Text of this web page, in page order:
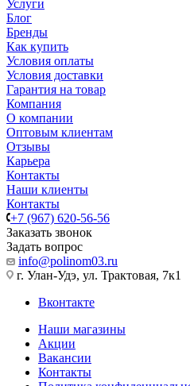
Услуги
Блог
Бренды
Как купить
Условия оплаты
Условия доставки
Гарантия на товар
Компания
О компании
Оптовым клиентам
Отзывы
Карьера
Контакты
Наши клиенты
Контакты
+7 (967) 620-56-56
Заказать звонок
Задать вопрос
info@polinom03.ru
г. Улан-Удэ, ул. Трактовая, 7к1
Вконтакте
Наши магазины
Акции
Вакансии
Контакты